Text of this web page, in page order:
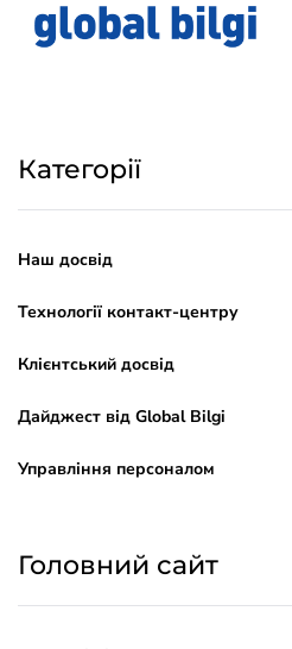
Категорії
Наш досвід
Технології контакт-центру
Клієнтський досвід
Дайджест від Global Bilgi
Управління персоналом
Головний сайт